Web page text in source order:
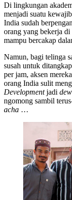
Di lingkungan
menjadi suatu
India sudah
orang yang bekerja di
mampu bercakap
Namun, bagi telinga
susah untuk
per jam, aksen
orang India sulit
Developmentjadi
ngomong sambil
acha …